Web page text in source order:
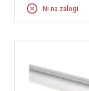
Ni na zalogi